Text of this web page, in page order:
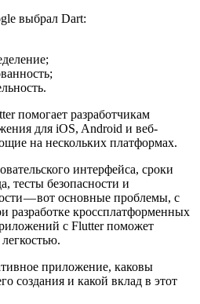
выбрал Dart:
помогает разработчикам
для iOS, Android и веб-
на нескольких платформах.
интерфейса, сроки
тесты безопасности и
— вот основные проблемы, с
разработке кроссплатформенных
с Flutter поможет
приложение, каковы
создания и какой вклад в этот